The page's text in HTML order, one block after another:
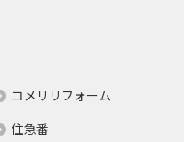
コメリリフォーム
住急番